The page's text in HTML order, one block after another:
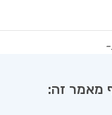
מאמר זה: